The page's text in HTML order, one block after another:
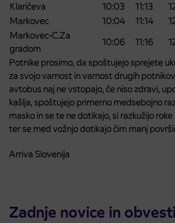
Klaričeva
10:03 11:13
Markovec
10:04 11:14
Markovec-C.Za
gradom
10:06 11:16
Potnike prosimo, da spoštujejo sprejete
za svojo varnost in varnost drugih
avtobus naj ne vstopajo, če niso zdravi,
kašlja, spoštujejo primerno medsebojno
masko in se te ne dotikajo, si razkužijo
ter se med vožnjo dotikajo čim manj
Arriva Slovenija
Zadnje novice in